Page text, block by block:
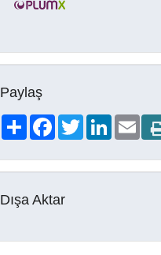
Paylaş
ShareFacebookTwitterLinkedIn
Dışa Aktar